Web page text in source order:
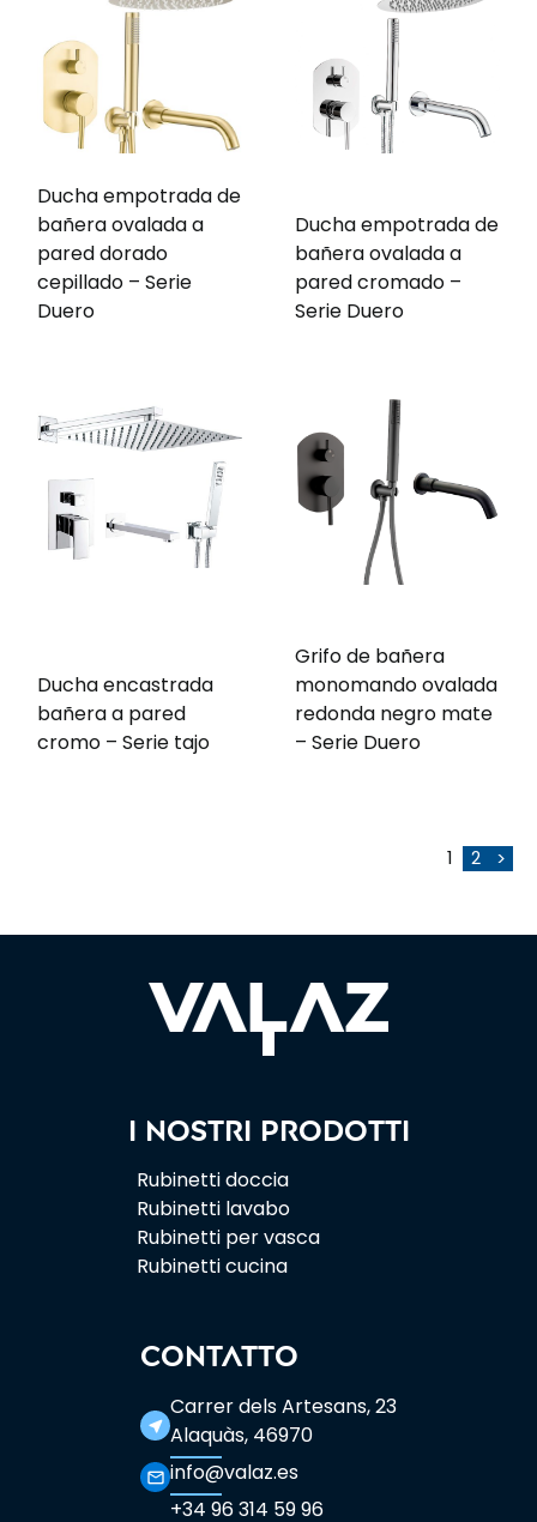
Ducha empotrada de
bañera ovalada a
pared dorado
cepillado – Serie
Duero
Ducha empotrada de
bañera ovalada a
pared cromado –
Serie Duero
Ducha encastrada
bañera a pared
cromo – Serie tajo
Grifo de bañera
monomando ovalada
redonda negro mate
– Serie Duero
1 2 >
I nostri prodotti
Rubinetti doccia
Rubinetti lavabo
Rubinetti per vasca
Rubinetti cucina
CONTATTO
near_me
Carrer dels Artesans, 23
Alaquàs, 46970
mail_outline info@valaz.es
+34 96 314 59 96